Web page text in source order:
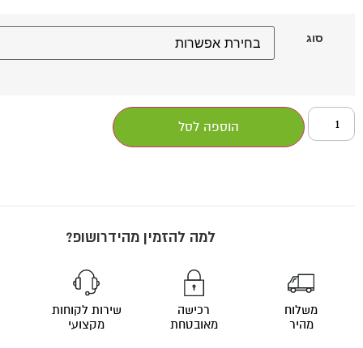
סוג
הוספה לסל
למה להזמין מהידרושופ?
משלוח
מהיר
רכישה
מאובטחת
שירות לקוחות
מקצועי